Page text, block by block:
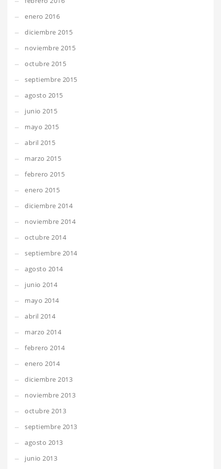
enero 2016
diciembre 2015
noviembre 2015
octubre 2015
septiembre 2015
agosto 2015
junio 2015
mayo 2015
abril 2015
marzo 2015
febrero 2015
enero 2015
diciembre 2014
noviembre 2014
octubre 2014
septiembre 2014
agosto 2014
junio 2014
mayo 2014
abril 2014
marzo 2014
febrero 2014
enero 2014
diciembre 2013
noviembre 2013
octubre 2013
septiembre 2013
agosto 2013
junio 2013